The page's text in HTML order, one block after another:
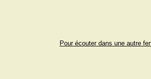
Pour écouter dans une autre